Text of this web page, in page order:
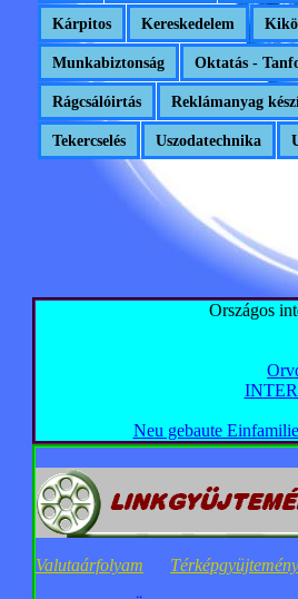
Országos
Neu gebaute
Valutaárfolyam Térképgyüjtemény
Kárpitos Kereskedelem
Munkabiztonság Oktatás -
Rágcsálóirtás Reklámanyag
Tekercselés Uszodatechnika